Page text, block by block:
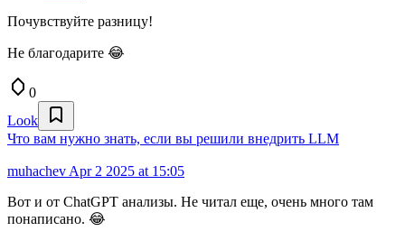
Почувствуйте разницу!
Не благодарите 😂
0
Look
Что вам нужно знать, если вы решили внедрить LLM
muhachev Apr 2 2025 at 15:05
Вот и от ChatGPT анализы. Не читал еще, очень много там
понаписано. 😂